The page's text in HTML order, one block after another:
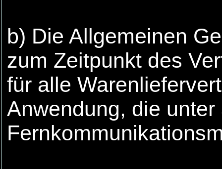
b) Die Allgemeinen
zum Zeitpunkt des
für alle
Anwendung, die